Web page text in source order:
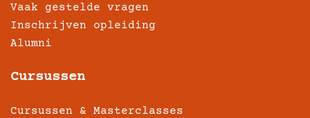
Vaak gestelde vragen
Inschrijven opleiding
Alumni
Cursussen
Cursussen & Masterclasses